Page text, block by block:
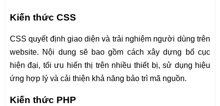
Kiến thức CSS
CSS quyết định giao diện và trải nghiệm người dùng trên
website. Nội dung sẽ bao gồm cách xây dựng bố cục
hiện đại, tối ưu hiển thị trên nhiều thiết bị, sử dụng hiệu
ứng hợp lý và cải thiện khả năng bảo trì mã nguồn.
Kiến thức PHP